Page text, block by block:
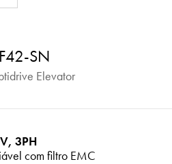
SN
Elevator
3PH
com filtro EMC